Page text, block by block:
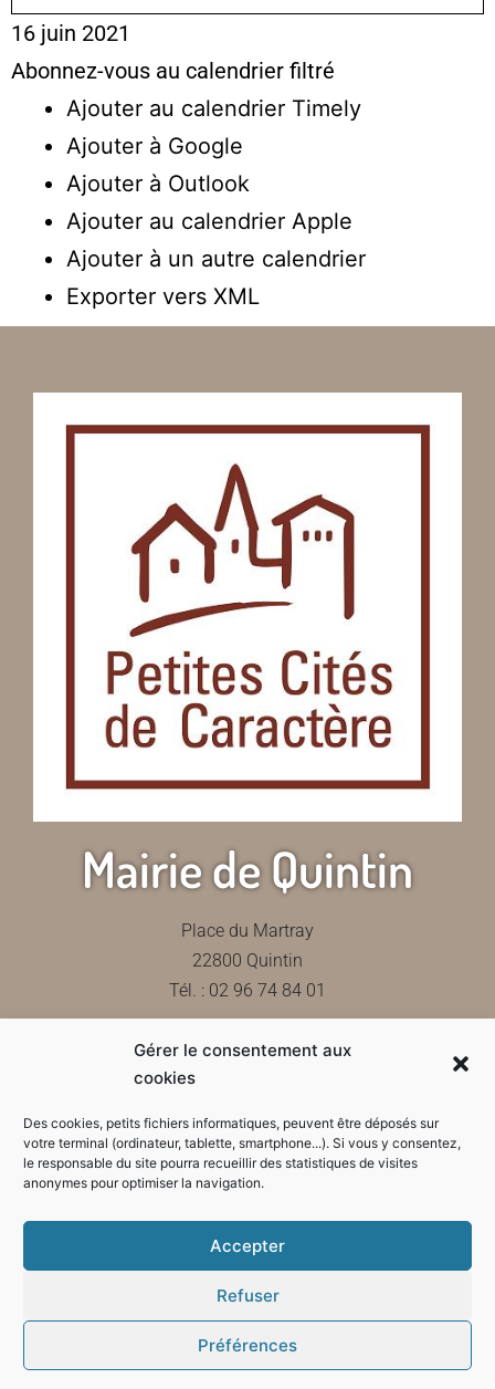
Gérer le consentement aux
cookies
Des cookies, petits fichiers informatiques, peuvent être déposés sur
votre terminal (ordinateur, tablette, smartphone...). Si vous y consentez,
le responsable du site pourra recueillir des statistiques de visites
anonymes pour optimiser la navigation.
Accepter
Refuser
Préférences
16 juin 2021
Abonnez-vous au calendrier filtré
Ajouter au calendrier Timely
Ajouter à Google
Ajouter à Outlook
Ajouter au calendrier Apple
Ajouter à un autre calendrier
Exporter vers XML
Mairie de Quintin
Place du Martray
22800 Quintin
Tél. : 02 96 74 84 01
Contactez-nous
Horaires d'ouverture de la mairie
Mode sombre :